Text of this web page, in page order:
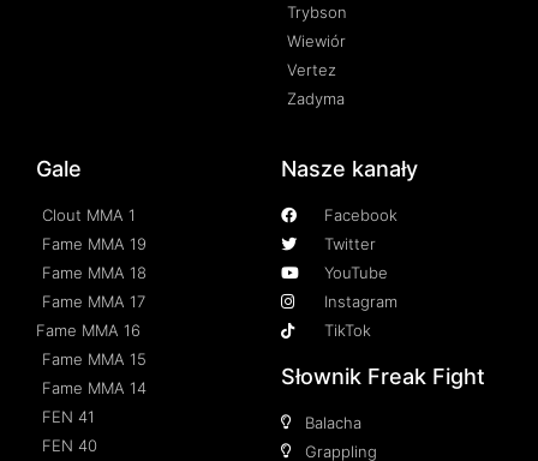
Trybson
Wiewiór
Vertez
Zadyma
Gale
Clout MMA 1
Fame MMA 19
Fame MMA 18
Fame MMA 17
Fame MMA 16
Fame MMA 15
Fame MMA 14
FEN 41
FEN 40
Nasze kanały
Facebook
Twitter
YouTube
Instagram
TikTok
Słownik Freak Fight
Balacha
Grappling